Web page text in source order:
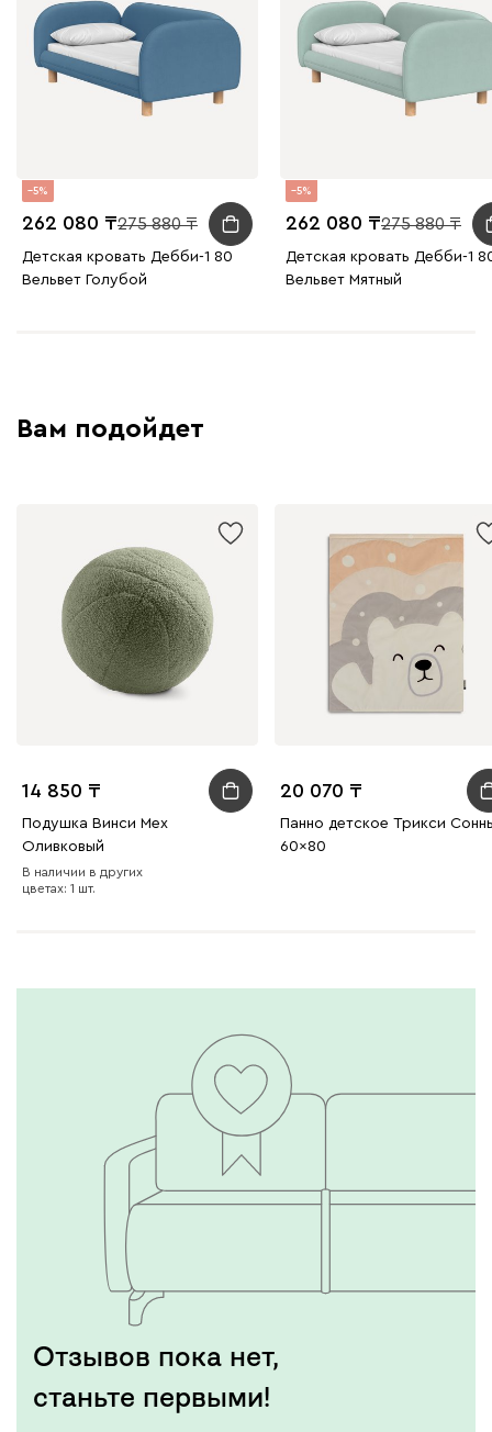
5
262 080 275 880
Детская кровать Дебби-1 80
Вельвет Голубой
5
262 080 275 880
Детская кровать Дебби-1
Вельвет Мятный
Вам подойдет
14 850
Подушка Винси Мех
Оливковый
В наличии в других
цветах: 1 шт.
20 070
Панно детское Трикси
60x80
Отзывов пока нет,
станьте первыми!